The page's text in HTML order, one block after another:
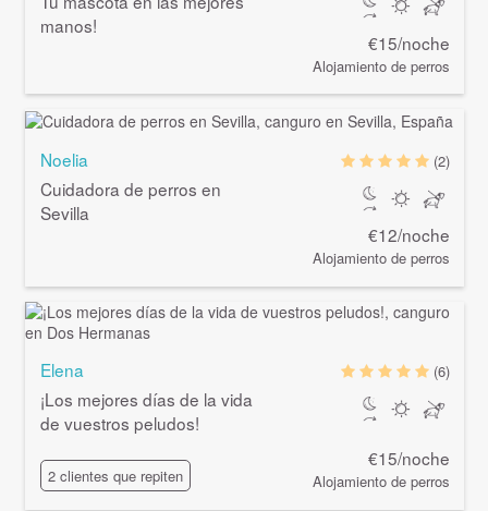
manos!
€15/noche
Alojamiento de perros
Noelia
Cuidadora de perros en
Sevilla
(2)
€12/noche
Alojamiento de perros
Elena
¡Los mejores días de la vida
de vuestros peludos!
2 clientes que repiten
(6)
€15/noche
Alojamiento de perros